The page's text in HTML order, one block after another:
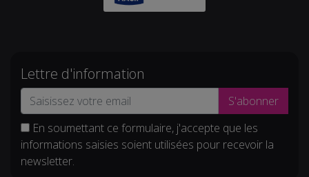
Lettre d'information
S'abonner
En soumettant ce formulaire, j'accepte que les
informations saisies soient utilisées pour recevoir la
newsletter.